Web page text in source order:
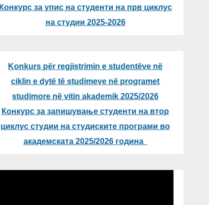
Конкурс за упис на студенти на прв циклус
на студии 2025-2026
Konkurs për regjistrimin e studentëve në
ciklin e dytë të studimeve në programet
studimore në vitin akademik 2025/2026
Конкурс за запишување студенти на втор
циклус студии на студиските програми во
академската 2025/2026 година